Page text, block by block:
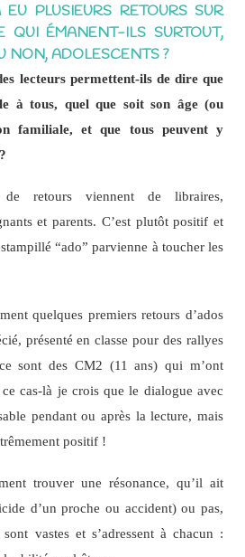
PLUSIEURS RETOURS SUR
QUI ÉMANENT-ILS SURTOUT,
NON, ADOLESCENTS ?
lecteurs permettent-ils de dire que
à tous, quel que soit son âge (ou
familiale, et que tous peuvent y
retours viennent de libraires,
et parents. C’est plutôt positif et
“ado” parvienne à toucher les
quelques premiers retours d’ados
présenté en classe pour des rallyes
sont des CM2 (11 ans) qui m’ont
cas-là je crois que le dialogue avec
pendant ou après la lecture, mais
positif !
trouver une résonance, qu’il ait
d’un proche ou accident) ou pas,
vastes et s’adressent à chacun :